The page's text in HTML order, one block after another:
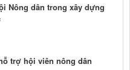
Nông dân trong xây dựng
trợ hội viên nông dân